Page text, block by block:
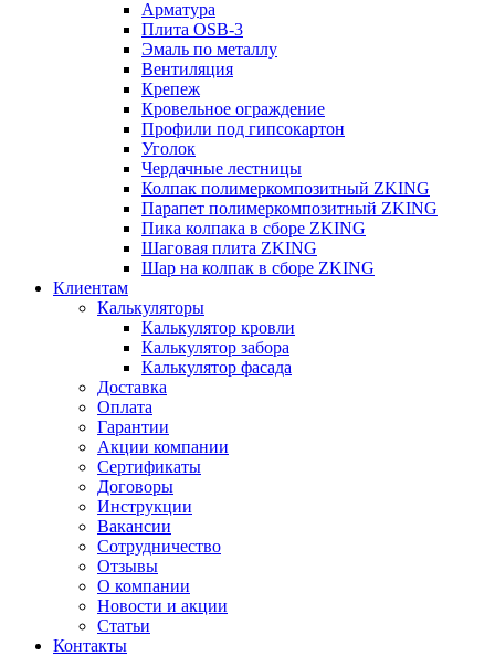
Арматура
Плита OSB-3
Эмаль по металлу
Вентиляция
Крепеж
Кровельное ограждение
Профили под гипсокартон
Уголок
Чердачные лестницы
Колпак полимеркомпозитный ZKING
Парапет полимеркомпозитный ZKING
Пика колпака в сборе ZKING
Шаговая плита ZKING
Шар на колпак в сборе ZKING
Клиентам
Калькуляторы
Калькулятор кровли
Калькулятор забора
Калькулятор фасада
Доставка
Оплата
Гарантии
Акции компании
Сертификаты
Договоры
Инструкции
Вакансии
Сотрудничество
Отзывы
О компании
Новости и акции
Статьи
Контакты